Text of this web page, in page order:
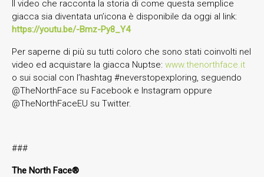
Il video che racconta la storia di come questa semplice
giacca sia diventata un’icona è disponibile da oggi al link:
https://youtu.be/-Bmz-Py8_Y4
Per saperne di più su tutti coloro che sono stati coinvolti nel
video ed acquistare la giacca Nuptse: www.thenorthface.it
o sui social con l’hashtag #neverstopexploring, seguendo
@TheNorthFace su Facebook e Instagram oppure
@TheNorthFaceEU su Twitter.
###
The North Face®